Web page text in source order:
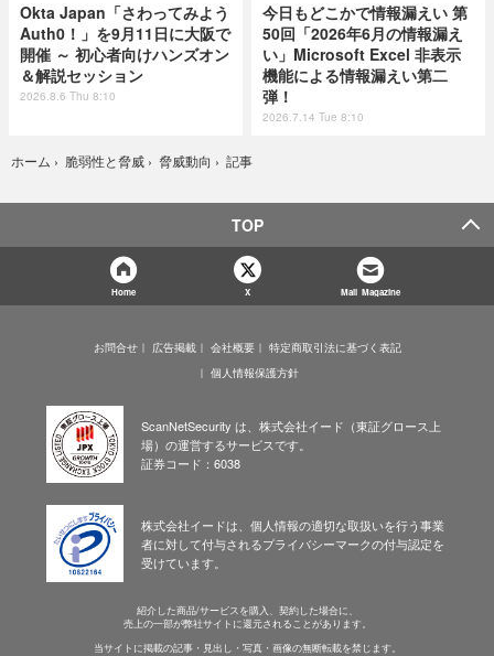
Okta Japan「さわってみよう
Auth0！」を9月11日に大阪で
開催 ～ 初心者向けハンズオン
＆解説セッション
2026.8.6 Thu 8:10
今日もどこかで情報漏えい 第
50回「2026年6月の情報漏え
い」Microsoft Excel 非表示
機能による情報漏えい第二
弾！
2026.7.14 Tue 8:10
ホーム › 脆弱性と脅威 › 脅威動向 › 記事
TOP
Home X Mail Magazine
お問合せ 広告掲載 会社概要
特定商取引法に基づく表記
個人情報保護方針
ScanNetSecurity は、株式会社イード（東証グロース上
場）の運営するサービスです。
証券コード：6038
株式会社イードは、個人情報の適切な取扱いを行う事業
者に対して付与されるプライバシーマークの付与認定を
受けています。
紹介した商品/サービスを購入、契約した場合に、
売上の一部が弊社サイトに還元されることがあります。
当サイトに掲載の記事・見出し・写真・画像の無断転載を禁じます。